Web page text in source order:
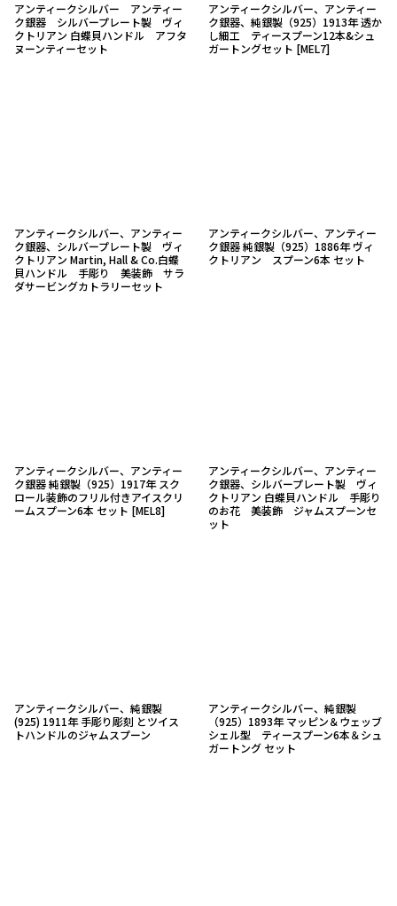
アンティークシルバー アンティー
ク銀器 シルバープレート製 ヴィ
クトリアン 白蝶貝ハンドル アフタ
ヌーンティーセット
アンティークシルバー、アンティー
ク銀器、純銀製（925）1913年 透か
し細工 ティースプーン12本&シュ
ガートングセット [MEL7]
アンティークシルバー、アンティー
ク銀器、シルバープレート製 ヴィ
クトリアン Martin, Hall & Co.白蝶
貝ハンドル 手彫り 美装飾 サラ
ダサービングカトラリーセット
アンティークシルバー、アンティー
ク銀器 純銀製（925）1886年 ヴィ
クトリアン スプーン6本 セット
アンティークシルバー、アンティー
ク銀器 純銀製（925）1917年 スク
ロール装飾のフリル付きアイスクリ
ームスプーン6本 セット [MEL8]
アンティークシルバー、アンティー
ク銀器、シルバープレート製 ヴィ
クトリアン 白蝶貝ハンドル 手彫り
のお花 美装飾 ジャムスプーンセ
ット
アンティークシルバー、純銀製
(925) 1911年 手彫り彫刻 とツイス
トハンドルのジャムスプーン
アンティークシルバー、純銀製
（925）1893年 マッピン＆ウェッブ
シェル型 ティースプーン6本＆シュ
ガートング セット